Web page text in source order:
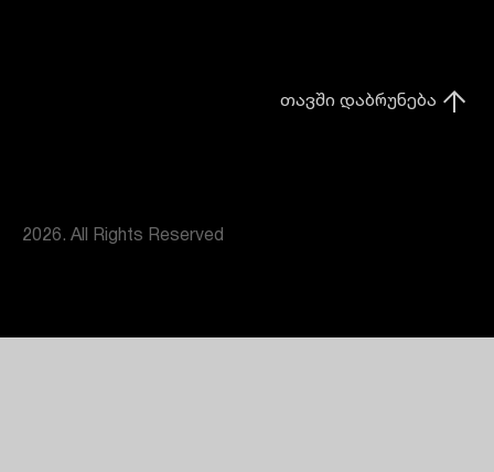
თავში დაბრუნება
2026. All Rights Reserved